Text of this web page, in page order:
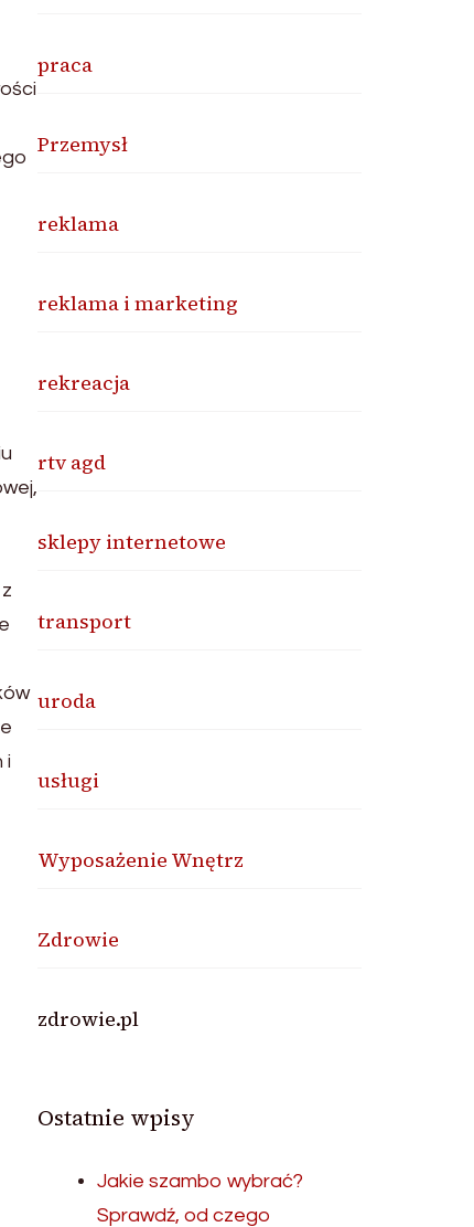
i
praca
Przemysł
reklama
reklama i marketing
rekreacja
rtv agd
sklepy internetowe
transport
uroda
usługi
Wyposażenie Wnętrz
Zdrowie
zdrowie.pl
Ostatnie wpisy
Jakie szambo wybrać?
Sprawdź, od czego